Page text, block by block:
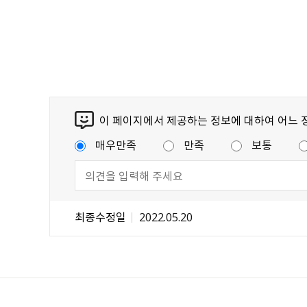
이 페이지에서 제공하는 정보에 대하여 어느
매우만족
만족 보통
최종수정일 2022.05.20